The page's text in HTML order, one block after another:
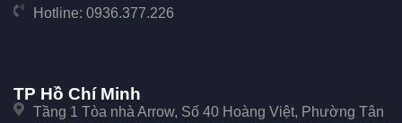
Hotline: 0936.377.226
TP Hồ Chí Minh
Tầng 1 Tòa nhà Arrow, Số 40 Hoàng Việt, Phường Tân